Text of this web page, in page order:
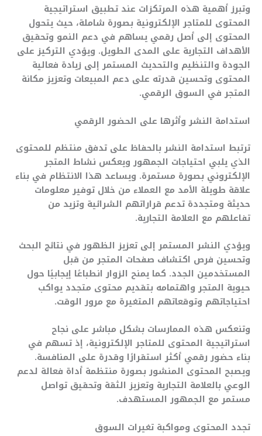
وتبرز أهمية هذه المرتكزات عند تطبيق استراتيجية
المحتوى للمتاجر الإلكترونية بصورة شاملة، حيث يتحول
المحتوى إلى أصل رقمي يساهم في دعم النمو وتحقيق
الأهداف التجارية على المدى الطويل. ويؤدي التركيز على
الجودة والتنظيم والتحديث المستمر إلى زيادة فعالية
المحتوى وتحسين قدرته على دعم المبيعات وتعزيز مكانة
المتجر في السوق الرقمي.
استدامة النشر وأثرها على الحضور الرقمي
ترتبط استدامة النشر بالحفاظ على تدفق منتظم للمحتوى
الذي يلبي احتياجات الجمهور ويعكس نشاط المتجر
الإلكتروني بصورة مستمرة. ويساعد هذا الانتظام في بناء
علاقة طويلة الأمد مع العملاء من خلال توفير معلومات
حديثة ومتجددة تدعم قراراتهم الشرائية وتزيد من
تفاعلهم مع العلامة التجارية.
ويؤدي النشر المستمر إلى تعزيز الظهور في نتائج البحث
وتحسين فرص اكتشاف صفحات المتجر من قبل
المستخدمين الجدد. كما يمنح الزوار انطباعًا إيجابيًا حول
حيوية المتجر واهتمامه بتقديم محتوى متجدد يواكب
احتياجاتهم وتوقعاتهم المتغيرة مع مرور الوقت.
وتنعكس هذه الممارسات بشكل مباشر على نجاح
استراتيجية المحتوى للمتاجر الإلكترونية، إذ تسهم في
بناء حضور رقمي أكثر استقرارًا وقدرة على المنافسة.
ويصبح المحتوى المنشور بصورة منتظمة أداة فعالة لدعم
الوعي بالعلامة التجارية وتعزيز الثقة وتحقيق تواصل
مستمر مع الجمهور المستهدف.
تجدد المحتوى ومواكبة تغيرات السوق